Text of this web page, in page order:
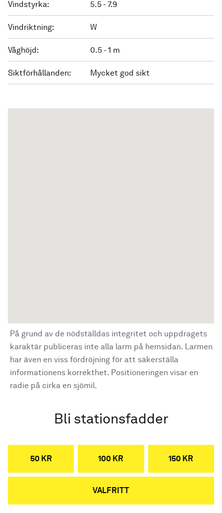
Vindstyrka: 5.5 - 7.9
Vindriktning: W
Våghöjd: 0.5 - 1 m
Siktförhållanden: Mycket god sikt
På grund av de nödställdas integritet och uppdragets
karaktär publiceras inte alla larm på hemsidan. Larmen
har även en viss fördröjning för att säkerställa
informationens korrekthet. Positioneringen visar en
radie på cirka en sjömil.
Bli stationsfadder
50 KR 100 KR 150 KR
VALFRITT